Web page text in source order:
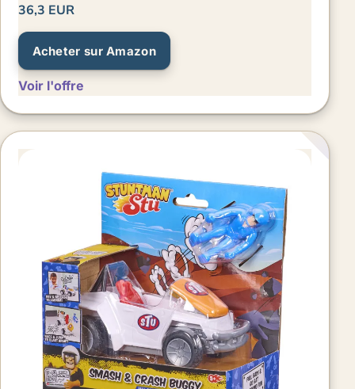
36,3 EUR
Acheter sur Amazon
Voir l'offre